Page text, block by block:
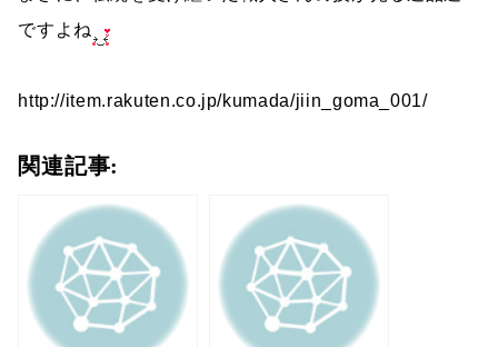
ですよね
http://item.rakuten.co.jp/kumada/jiin_goma_001/
関連記事: